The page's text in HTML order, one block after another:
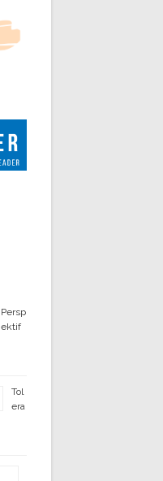
Persp
ektif
Tol
era